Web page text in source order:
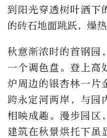
到阳光穿透树叶洒下
的砖石地面跳跃，燥
秋意渐浓时的首钢园
一个调色盘。登上高
炉周边的银杏林一片
跨永定河两岸，与园
相映成趣。漫步园区
建筑在秋景烘托下虽